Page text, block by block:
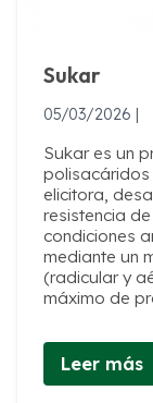
Sukar
05/03/2026 |
Sukar es un
elicitora,
resistencia
condiciones
mediante un
(radicular y
máximo de
Leer más